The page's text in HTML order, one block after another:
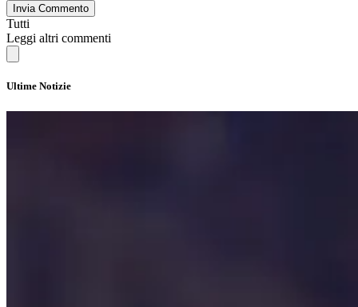
Invia Commento
Tutti
Leggi altri commenti
Ultime Notizie